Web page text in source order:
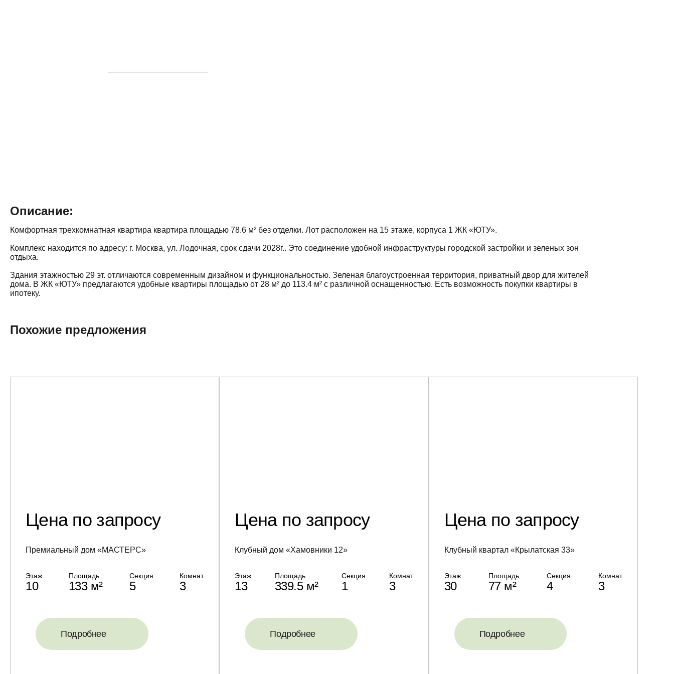
Описание:
Комфортная трехкомнатная квартира квартира площадью 78.6 м² без отделки. Лот расположен на 15 этаже, корпуса 1 ЖК «ЮТУ».
Комплекс находится по адресу: г. Москва, ул. Лодочная, срок сдачи 2028г.. Это соединение удобной инфраструктуры городской застройки и зеленых зон
отдыха.
Здания этажностью 29 эт. отличаются современным дизайном и функциональностью. Зеленая благоустроенная территория, приватный двор для жителей
дома. В ЖК «ЮТУ» предлагаются удобные квартиры площадью от 28 м² до 113.4 м² с различной оснащенностью. Есть возможность покупки квартиры в
ипотеку.
Похожие предложения
Цена по запросу
Премиальный дом «МАСТЕРС»
Этаж
10
Площадь
133 м²
Секция
5
Комнат
3
Подробнее
Цена по запросу
Клубный дом «Хамовники 12»
Этаж
13
Площадь
339.5 м²
Секция
1
Комнат
3
Подробнее
Цена по запросу
Клубный квартал «Крылатская 33»
Этаж
30
Площадь
77 м²
Секция
4
Комнат
3
Подробнее